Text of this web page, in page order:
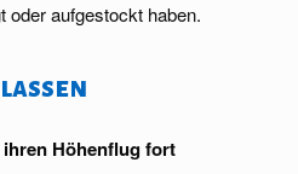
oder aufgestockt haben.
Höhenflug fort